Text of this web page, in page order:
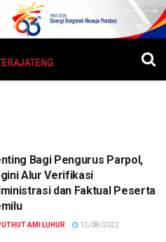
Bagi Pengurus Parpol,
Alur Verifikasi
dan Faktual Peserta
AMI LUHUR 12/08/2022